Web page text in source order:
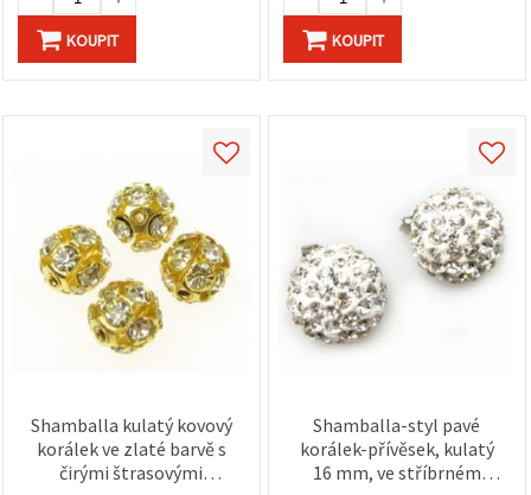
KOUPIT KOUPIT
Shamballa kulatý kovový
korálek ve zlaté barvě s
čirými štrasovými
Shamballa-styl pavé
korálek-přívěsek, kulatý
16 mm, ve stříbrném